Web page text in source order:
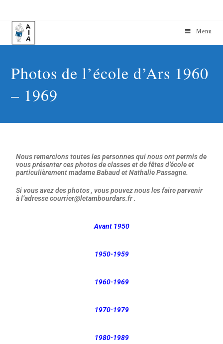
Menu
Photos de l’école d’Ars 1960
– 1969
Nous remercions toutes les personnes qui nous ont permis de
vous présenter ces photos de classes et de fêtes d’école et
particulièrement madame Babaud et Nathalie Passagne.
Si vous avez des photos , vous pouvez nous les faire parvenir
à l’adresse courrier@letambourdars.fr .
Avant 1950
1950-1959
1960-1969
1970-1979
1980-1989